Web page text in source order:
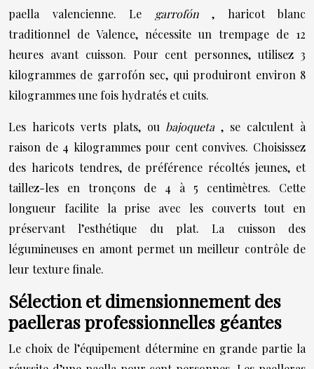
paella valencienne. Le garrofón , haricot blanc
traditionnel de Valence, nécessite un trempage de 12
heures avant cuisson. Pour cent personnes, utilisez 3
kilogrammes de garrofón sec, qui produiront environ 8
kilogrammes une fois hydratés et cuits.
Les haricots verts plats, ou bajoqueta, se calculent à
raison de 4 kilogrammes pour cent convives. Choisissez
des haricots tendres, de préférence récoltés jeunes, et
taillez-les en tronçons de 4 à 5 centimètres. Cette
longueur facilite la prise avec les couverts tout en
préservant l’esthétique du plat. La cuisson des
légumineuses en amont permet un meilleur contrôle de
leur texture finale.
Sélection et dimensionnement des
paelleras professionnelles géantes
Le choix de l’équipement détermine en grande partie la